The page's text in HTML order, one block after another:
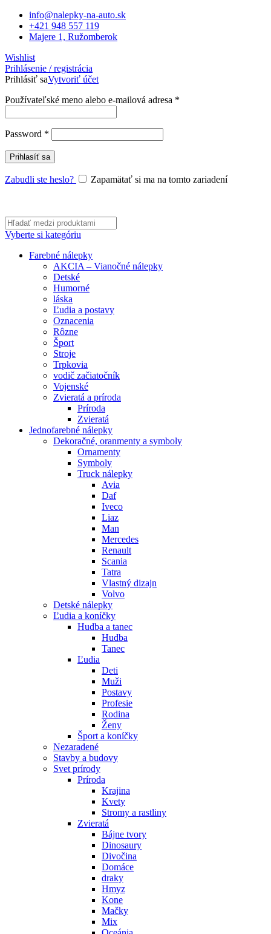
info@nalepky-na-auto.sk
+421 948 557 119
Majere 1, Ružomberok
Wishlist
Prihlásenie / registrácia
Prihlásiť saVytvoriť účet
Používateľské meno alebo e-mailová adresa *
Password *
Prihlasíť sa
Zabudli ste heslo? Zapamätať si ma na tomto zariadení
Vyberte si kategóriu
Farebné nálepky
AKCIA – Vianočné nálepky
Detské
Humorné
láska
Ľudia a postavy
Oznacenia
Rôzne
Šport
Stroje
Trpkovia
vodič začiatočník
Vojenské
Zvieratá a príroda
Príroda
Zvieratá
Jednofarebné nálepky
Dekoračné, oranmenty a symboly
Ornamenty
Symboly
Truck nálepky
Avia
Daf
Iveco
Liaz
Man
Mercedes
Renault
Scania
Tatra
Vlastný dizajn
Volvo
Detské nálepky
Ľudia a koníčky
Hudba a tanec
Hudba
Tanec
Ľudia
Deti
Muži
Postavy
Profesie
Rodina
Ženy
Šport a koníčky
Nezaradené
Stavby a budovy
Svet prírody
Príroda
Krajina
Kvety
Stromy a rastliny
Zvieratá
Bájne tvory
Dinosaury
Divočina
Domáce
draky
Hmyz
Kone
Mačky
Mix